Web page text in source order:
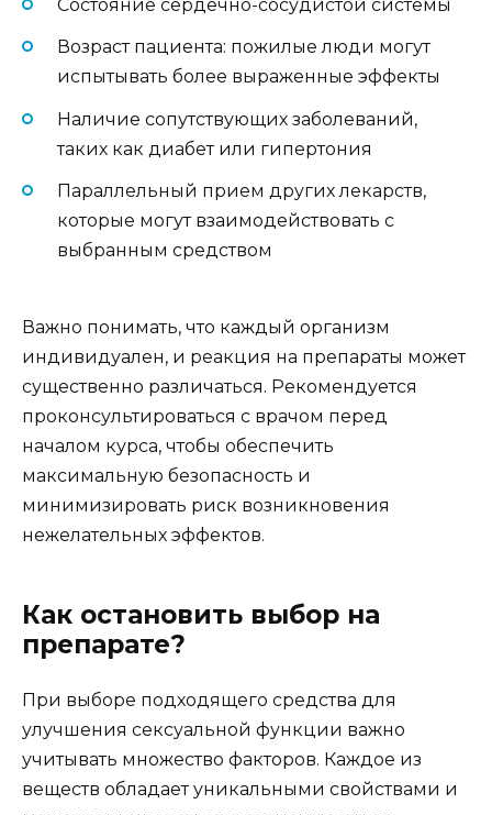
Состояние сердечно-сосудистой системы
Возраст пациента: пожилые люди могут
испытывать более выраженные эффекты
Наличие сопутствующих заболеваний,
таких как диабет или гипертония
Параллельный прием других лекарств,
которые могут взаимодействовать с
выбранным средством
Важно понимать, что каждый организм
индивидуален, и реакция на препараты может
существенно различаться. Рекомендуется
проконсультироваться с врачом перед
началом курса, чтобы обеспечить
максимальную безопасность и
минимизировать риск возникновения
нежелательных эффектов.
Как остановить выбор на
препарате?
При выборе подходящего средства для
улучшения сексуальной функции важно
учитывать множество факторов. Каждое из
веществ обладает уникальными свойствами и